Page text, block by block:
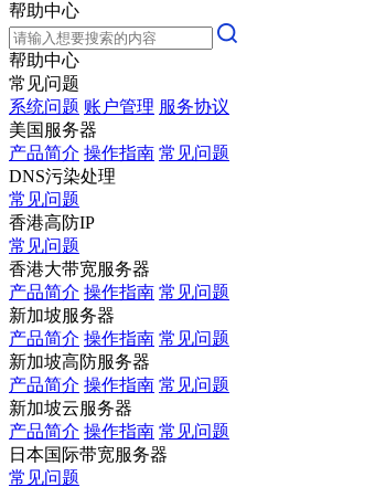
帮助中心
帮助中心
常见问题
系统问题 账户管理 服务协议
美国服务器
产品简介 操作指南 常见问题
DNS污染处理
常见问题
香港高防IP
常见问题
香港大带宽服务器
产品简介 操作指南 常见问题
新加坡服务器
产品简介 操作指南 常见问题
新加坡高防服务器
产品简介 操作指南 常见问题
新加坡云服务器
产品简介 操作指南 常见问题
日本国际带宽服务器
常见问题